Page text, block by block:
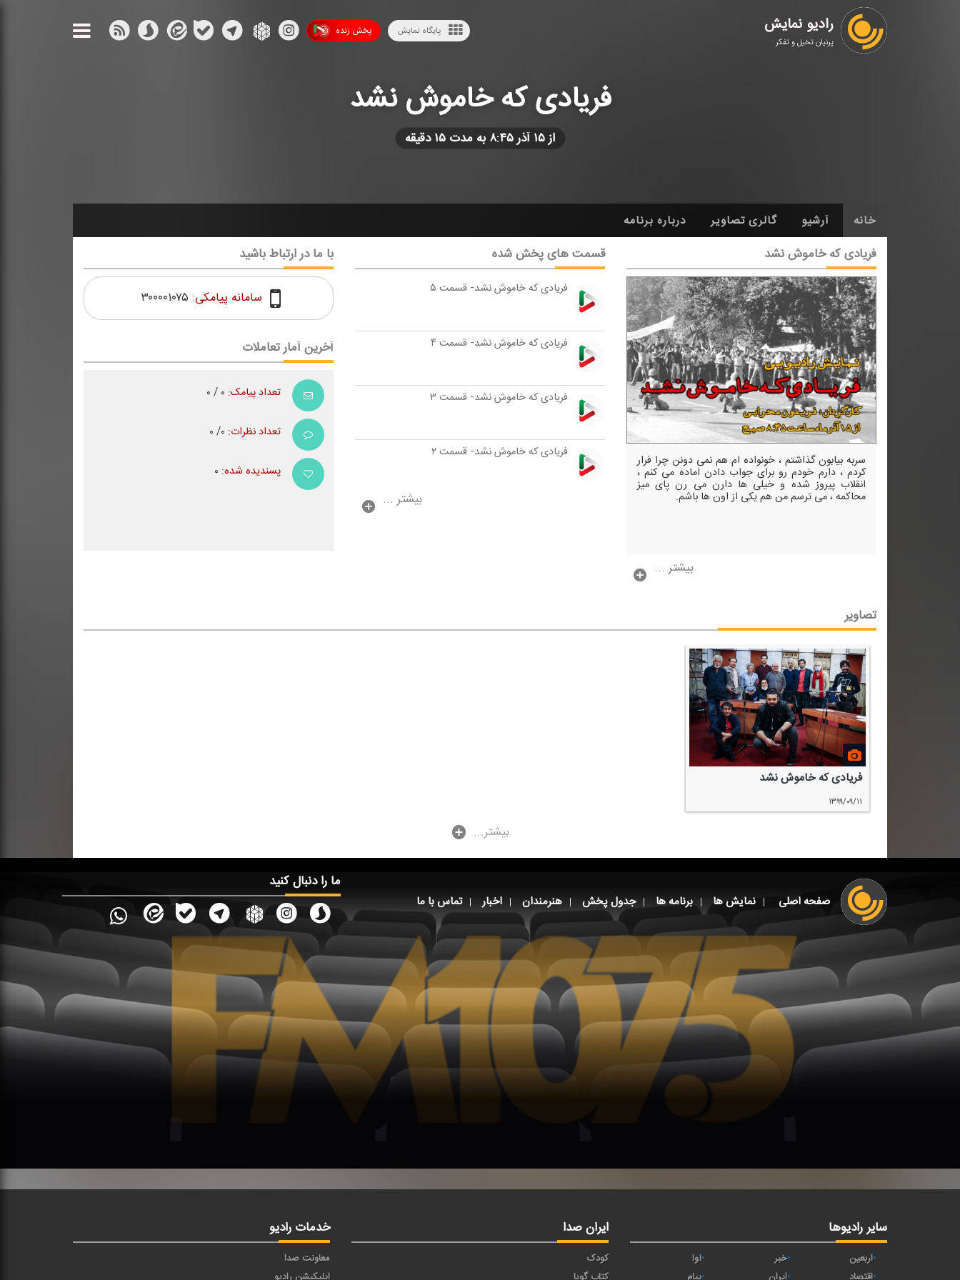
رادیو نمایش
پرنیان تخیل و تفکر
پخش زنده پایگاه نمایش
فریادی كه خاموش نشد
از ۱۵ آذر ۸:۴۵ به مدت ۱۵ دقیقه
خانه آرشیو گالری تصاویر درباره برنامه
فریادی كه خاموش نشد
سربه بیابون گذاشتم ، خونواده ام هم نمی دونن چرا فرار
كردم ، دارم خودم رو برای جواب دادن اماده می كنم ،
انقلاب پیروز شده و خیلی ها دارن می رن پای میز
محاكمه ، می ترسم من هم یكی از اون ها باشم.
بیشتر ...
قسمت های پخش شده
فریادی كه خاموش نشد- قسمت ۵
فریادی كه خاموش نشد- قسمت ۴
فریادی كه خاموش نشد- قسمت ۳
فریادی كه خاموش نشد- قسمت ۲
بیشتر ...
با ما در ارتباط باشید
سامانه پیامکی: ۳۰۰۰۰۱۰۷۵
آخرین آمار تعاملات
تعداد پیامک:
تعداد نظرات:
پسندیده شده:
تصاویر
فریادی كه خاموش نشد
۱۳۹۹/۰۹/۱۱
...بیشتر
صفحه اصلی نمایش ها برنامه ها جدول پخش هنرمندان اخبار تماس با ما
ما را دنبال کنید
سایر رادیوها
اربعین خبر
آوا
ایران صدا
کودک
خدمات رادیو
معاونت صدا